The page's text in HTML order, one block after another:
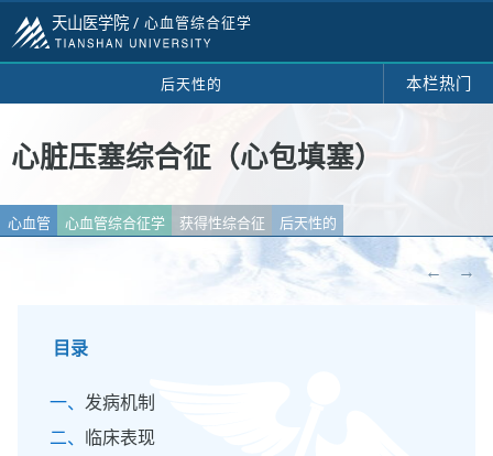
天山医学院 / 心血管综合征学
后天性的 本栏热门
心脏压塞综合征（心包填塞）
心血管 心血管综合征学 获得性综合征 后天性的
← →
目录
发病机制
临床表现